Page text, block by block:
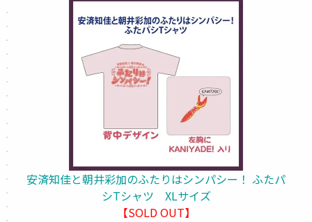
安済知佳と朝井彩加のふたりはシンパシー！ ふたパ
シTシャツ XLサイズ
【SOLD OUT】